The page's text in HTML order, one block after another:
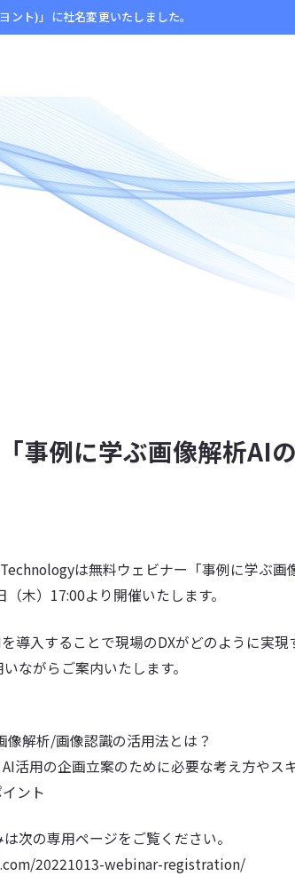
ト)」に社名変更いたしました。
事例に学ぶ画像解析AI
は無料ウェビナー「事例に学ぶ
木）17:00より開催いたします。
導入することで現場のDXがどのように実
ながらご案内いたします。
像解析/画像認識の活用法とは？
活用の企画立案のために必要な考え方やス
ント
次の専用ページをご覧ください。
20221013-webinar-registration/